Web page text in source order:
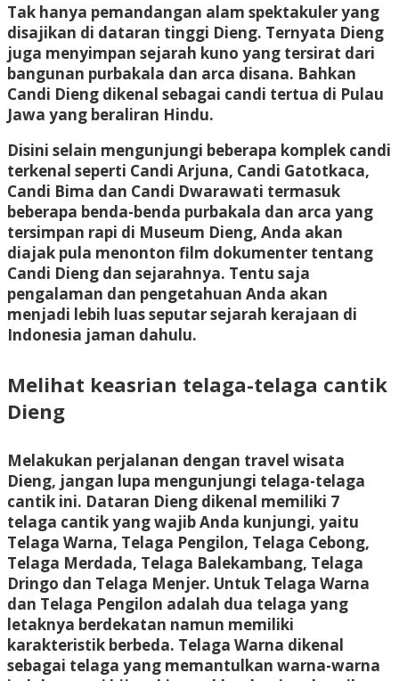
Tak hanya pemandangan alam spektakuler yang
disajikan di dataran tinggi Dieng. Ternyata Dieng
juga menyimpan sejarah kuno yang tersirat dari
bangunan purbakala dan arca disana. Bahkan
Candi Dieng dikenal sebagai candi tertua di Pulau
Jawa yang beraliran Hindu.
Disini selain mengunjungi beberapa komplek candi
terkenal seperti Candi Arjuna, Candi Gatotkaca,
Candi Bima dan Candi Dwarawati termasuk
beberapa benda-benda purbakala dan arca yang
tersimpan rapi di Museum Dieng, Anda akan
diajak pula menonton film dokumenter tentang
Candi Dieng dan sejarahnya. Tentu saja
pengalaman dan pengetahuan Anda akan
menjadi lebih luas seputar sejarah kerajaan di
Indonesia jaman dahulu.
Melihat keasrian telaga-telaga cantik
Dieng
Melakukan perjalanan dengan travel wisata
Dieng, jangan lupa mengunjungi telaga-telaga
cantik ini. Dataran Dieng dikenal memiliki 7
telaga cantik yang wajib Anda kunjungi, yaitu
Telaga Warna, Telaga Pengilon, Telaga Cebong,
Telaga Merdada, Telaga Balekambang, Telaga
Dringo dan Telaga Menjer. Untuk Telaga Warna
dan Telaga Pengilon adalah dua telaga yang
letaknya berdekatan namun memiliki
karakteristik berbeda. Telaga Warna dikenal
sebagai telaga yang memantulkan warna-warna